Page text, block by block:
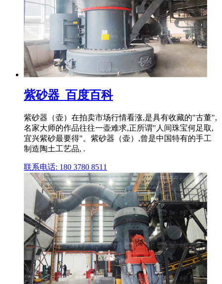
紫砂器_百度百科
紫砂器（壶）在拍卖市场行情看涨,是具有收藏的"古董",
名家大师的作品往往一壶难求,正所谓"人间珠宝何足取,
宜兴紫砂最要得"。紫砂器（壶）,曾是中国特有的手工
制造陶土工艺品, .
联系电话: 180 3780 8511